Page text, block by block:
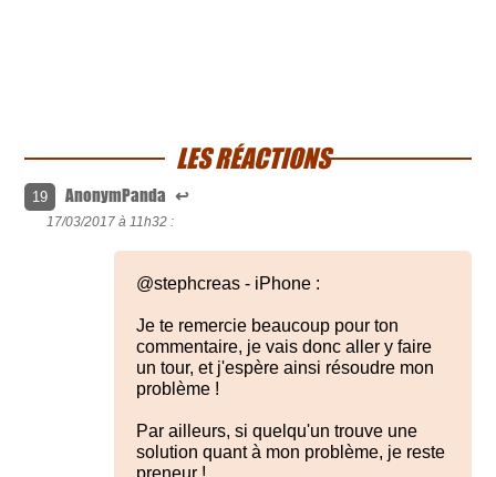
LES RÉACTIONS
19 AnonymPanda ↩
17/03/2017 à 11h32 :
@stephcreas - iPhone :
Je te remercie beaucoup pour ton
commentaire, je vais donc aller y faire
un tour, et j'espère ainsi résoudre mon
problème !
Par ailleurs, si quelqu'un trouve une
solution quant à mon problème, je reste
preneur !